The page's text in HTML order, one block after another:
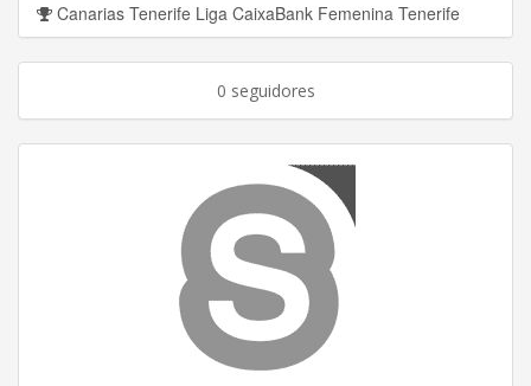
Canarias Tenerife Liga CaixaBank Femenina Tenerife
0 seguidores